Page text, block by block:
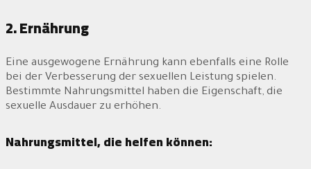
2. Ernährung
Eine ausgewogene Ernährung kann ebenfalls eine Rolle
bei der Verbesserung der sexuellen Leistung spielen.
Bestimmte Nahrungsmittel haben die Eigenschaft, die
sexuelle Ausdauer zu erhöhen.
Nahrungsmittel, die helfen können: